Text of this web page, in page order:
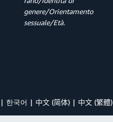
genere/Orientamento
sessuale/Età.
한국어 中文 (简体) 中文 (繁體)